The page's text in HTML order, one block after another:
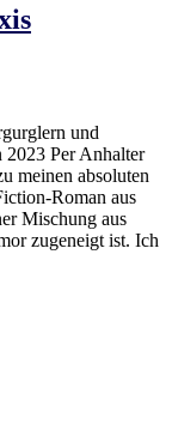
und
2023 Per Anhalter
meinen absoluten
Roman aus
Mischung aus
zugeneigt ist. Ich